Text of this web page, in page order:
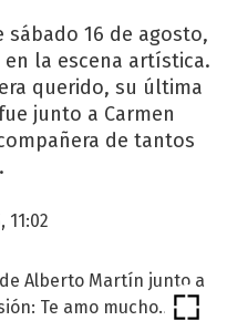
16 de agosto,
la escena artística.
querido, su última
junto a Carmen
de tantos
11:02